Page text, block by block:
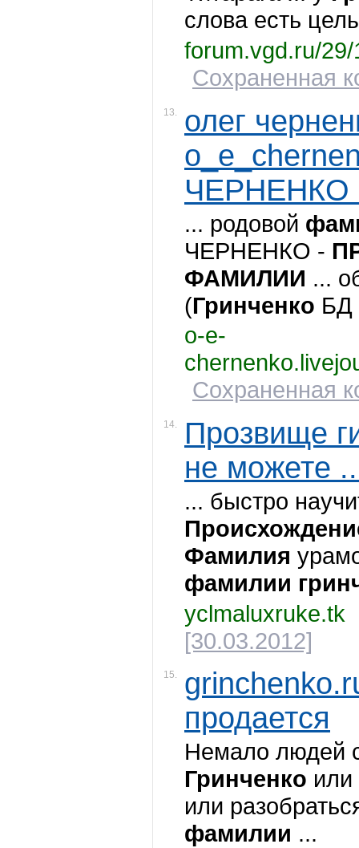
слова есть
forum.vgd.ru/
Сохраненная
олег
ЧЕРНЕНКО
... родовой
ЧЕРНЕНКО -
ФАМИЛИИ ...
(Гринченко БД
o-e-
Сохраненная
13.
Прозвище
не можете
... быстро
Фамилия
фамилии
yclmaluxruke.tk
[30.03.2012]
14.
продается
Немало людей
Гринченко или
или
фамилии ...
15.